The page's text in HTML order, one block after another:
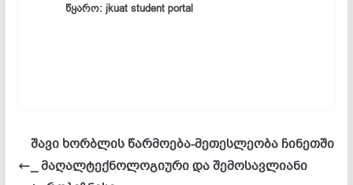
წყარო: jkuat student portal
შავი ხორბლის წარმოება-მეთესლეობა ჩინეთში
_ მაღალტექნოლოგიური და შემოსავლიანი